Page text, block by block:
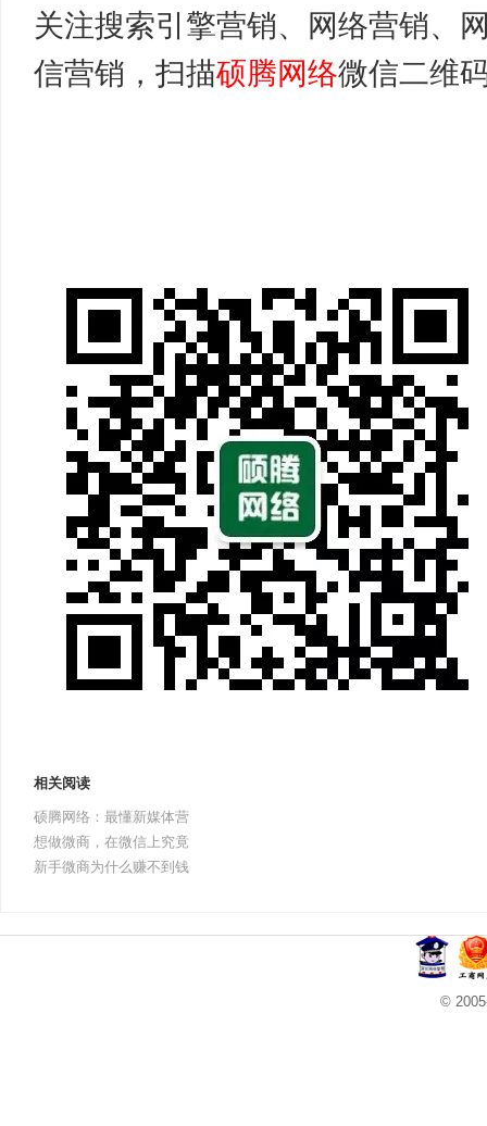
关注搜索引擎营销、网络营销、
信营销，扫描硕腾网络微信二维
相关阅读
硕腾网络：最懂新媒体营
想做微商，在微信上究竟
新手微商为什么赚不到钱
©